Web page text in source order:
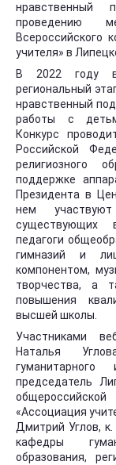
нравственный
проведению
Всероссийского
учителя» в
В 2022 году в
региональный
нравственный
работы с
Конкурс
Российской
религиозного
поддержке
Президента в
нем
существующих
педагоги
гимназий и
компонентом,
творчества, а
повышения
высшей школы.
Участниками
Наталья
гуманитарного
председатель
«Ассоциация
Дмитрий Углов,
кафедры
образования,